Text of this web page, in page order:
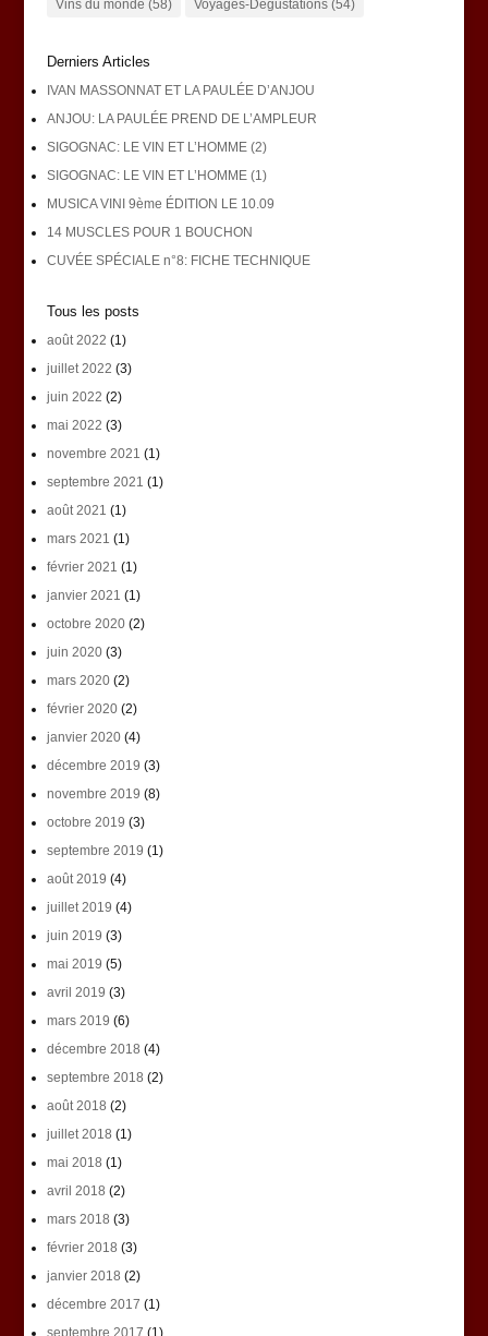
Vins du monde (58) Voyages-Dégustations(54)
Derniers Articles
IVAN MASSONNAT ET LA PAULÉE D’ANJOU
ANJOU: LA PAULÉE PREND DE L’AMPLEUR
SIGOGNAC: LE VIN ET L’HOMME (2)
SIGOGNAC: LE VIN ET L’HOMME (1)
MUSICA VINI 9ème ÉDITION LE 10.09
14 MUSCLES POUR 1 BOUCHON
CUVÉE SPÉCIALE n°8: FICHE TECHNIQUE
Tous les posts
août 2022 (1)
juillet 2022 (3)
juin 2022 (2)
mai 2022 (3)
novembre 2021 (1)
septembre 2021 (1)
août 2021 (1)
mars 2021 (1)
février 2021 (1)
janvier 2021 (1)
octobre 2020(2)
juin 2020(3)
mars 2020(2)
février 2020(2)
janvier 2020(4)
décembre 2019 (3)
novembre 2019 (8)
octobre 2019 (3)
septembre 2019 (1)
août 2019 (4)
juillet 2019 (4)
juin 2019 (3)
mai 2019 (5)
avril 2019 (3)
mars 2019 (6)
décembre 2018 (4)
septembre 2018 (2)
août 2018 (2)
juillet 2018 (1)
mai 2018 (1)
avril 2018 (2)
mars 2018 (3)
février 2018 (3)
janvier 2018 (2)
décembre 2017 (1)
septembre 2017 (1)